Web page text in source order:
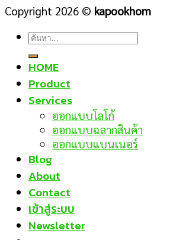
Copyright 2026 © kapookhom
ค้นหา:
HOME
Product
Services
ออกแบบโลโก้
ออกแบบฉลากสินค้า
ออกแบบแบนเนอร์
Blog
About
Contact
เข้าสู่ระบบ
Newsletter